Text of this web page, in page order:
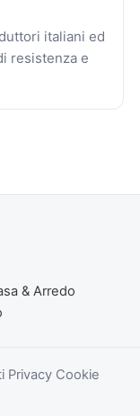
italiani ed
resistenza e
& Arredo
Privacy Cookie